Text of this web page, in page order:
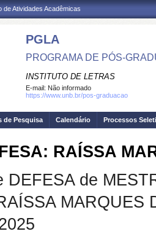
de Atividades Acadêmicas
PGLA
PROGRAMA DE PÓS-
INSTITUTO DE LETRAS
E-mail: Não informado
https://www.unb.br/pos-graduacao
de Pesquisa Calendário Processos
RAÍSSA
DEFESA de
MARQUES